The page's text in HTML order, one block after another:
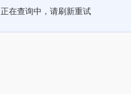
正在查询中，请刷新重试